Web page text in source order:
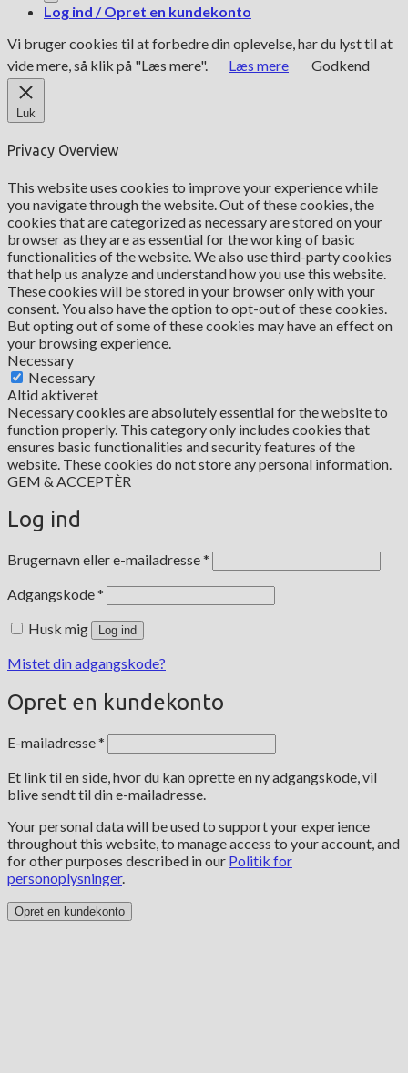
Log ind / Opret en kundekonto
Vi bruger cookies til at forbedre din oplevelse, har du lyst til at
vide mere, så klik på "Læs mere".
Læs mere Godkend
Luk
Privacy Overview
This website uses cookies to improve your experience while
you navigate through the website. Out of these cookies, the
cookies that are categorized as necessary are stored on your
browser as they are as essential for the working of basic
functionalities of the website. We also use third-party cookies
that help us analyze and understand how you use this website.
These cookies will be stored in your browser only with your
consent. You also have the option to opt-out of these cookies.
But opting out of some of these cookies may have an effect on
your browsing experience.
Necessary
Necessary
Altid aktiveret
Necessary cookies are absolutely essential for the website to
function properly. This category only includes cookies that
ensures basic functionalities and security features of the
website. These cookies do not store any personal information.
GEM & ACCEPTÈR
Log ind
Brugernavn eller e-mailadresse*
Adgangskode*
Husk mig Log ind
Mistet din adgangskode?
Opret en kundekonto
E-mailadresse*
Et link til en side, hvor du kan oprette en ny adgangskode, vil
blive sendt til din e-mailadresse.
Your personal data will be used to support your experience
throughout this website, to manage access to your account, and
for other purposes described in our Politik for
personoplysninger.
Opret en kundekonto